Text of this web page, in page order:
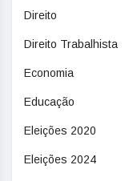
Direito
Direito Trabalhista
Economia
Educação
Eleições 2020
Eleições 2024